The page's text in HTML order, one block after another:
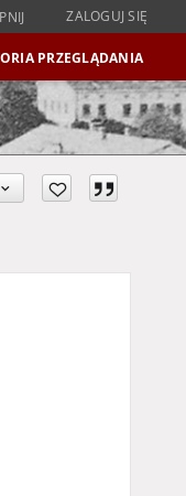
ZALOGUJ SIĘ
PRZEGLĄDANIA